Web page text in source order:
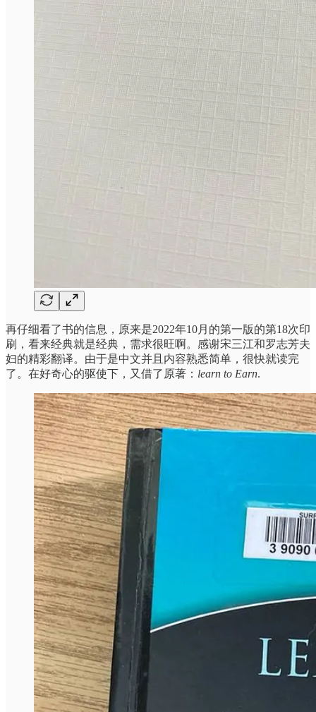
再仔细看了书的信息，原来是2022年10月的第一版的第18次印
刷，看来经典就是经典，需求很旺啊。感谢宋三江和罗志芳夫
妇的精彩翻译。由于是中文并且内容熟悉简单，很快就读完
了。在好奇心的驱使下，又借了原著： learn to Earn.